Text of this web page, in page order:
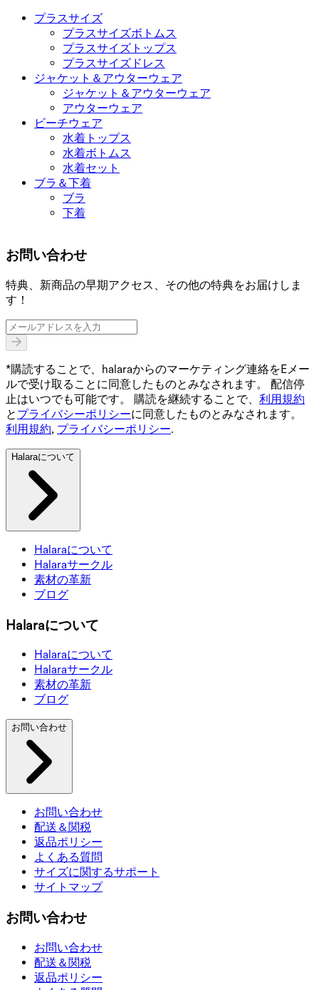
プラスサイズ
プラスサイズボトムス
プラスサイズトップス
プラスサイズドレス
ジャケット＆アウターウェア
ジャケット＆アウターウェア
アウターウェア
ビーチウェア
水着トップス
水着ボトムス
水着セット
ブラ＆下着
ブラ
下着
お問い合わせ
特典、新商品の早期アクセス、その他の特典をお届けしま
す！
*購読することで、halaraからのマーケティング連絡をEメー
ルで受け取ることに同意したものとみなされます。 配信停
止はいつでも可能です。 購読を継続することで、 利用規約
と プライバシーポリシーに同意したものとみなされます。
利用規約, プライバシーポリシー.
Halaraについて
Halaraについて
Halaraサークル
素材の革新
ブログ
Halaraについて
Halaraについて
Halaraサークル
素材の革新
ブログ
お問い合わせ
お問い合わせ
配送＆関税
返品ポリシー
よくある質問
サイズに関するサポート
サイトマップ
お問い合わせ
お問い合わせ
配送＆関税
返品ポリシー